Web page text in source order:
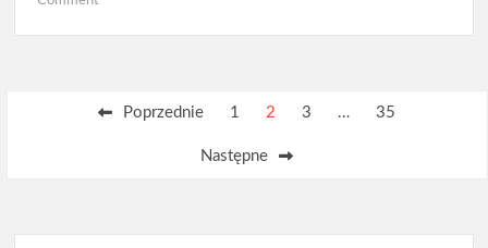
usług
Stronicowanie
Poprzednie 1 2 3 … 35
Następne